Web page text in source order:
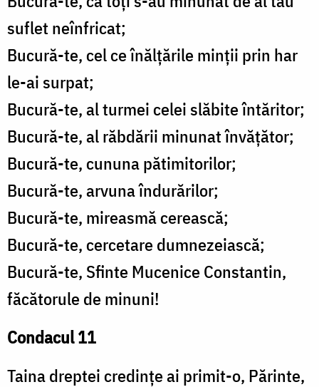
suflet neînfricat;
Bucură-te, cel ce înălțările minții prin har
le-ai surpat;
Bucură-te, al turmei celei slăbite întăritor;
Bucură-te, al răbdării minunat învățător;
Bucură-te, cununa pătimitorilor;
Bucură-te, arvuna îndurărilor;
Bucură-te, mireasmă cerească;
Bucură-te, cercetare dumnezeiască;
Bucură-te, Sfinte Mucenice Constantin,
făcătorule de minuni!
Condacul 11
Taina dreptei credințe ai primit-o, Părinte,